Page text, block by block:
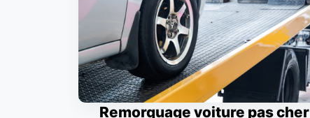
Remorquage voiture pas cher